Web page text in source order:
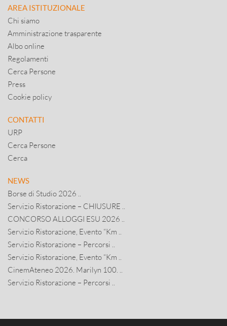
AREA ISTITUZIONALE
Chi siamo
Amministrazione trasparente
Albo online
Regolamenti
Cerca Persone
Press
Cookie policy
CONTATTI
URP
Cerca Persone
Cerca
NEWS
Borse di Studio 2026 ..
Servizio Ristorazione – CHIUSURE ..
CONCORSO ALLOGGI ESU 2026 ..
Servizio Ristorazione, Evento “Km ..
Servizio Ristorazione – Percorsi ..
Servizio Ristorazione, Evento “Km ..
CinemAteneo 2026. Marilyn 100. ..
Servizio Ristorazione – Percorsi ..